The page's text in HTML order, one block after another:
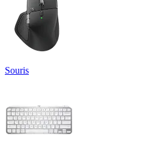
Souris